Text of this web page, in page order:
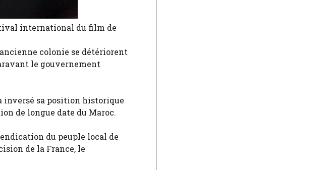
international du film de
colonie se détériorent
le gouvernement
inversé sa position historique
de longue date du Maroc.
du peuple local de
de la France, le